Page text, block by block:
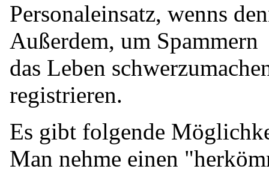
Personaleinsatz, wenns
Außerdem, um Spammern
das Leben
registrieren.
Es gibt folgende
Man nehme einen